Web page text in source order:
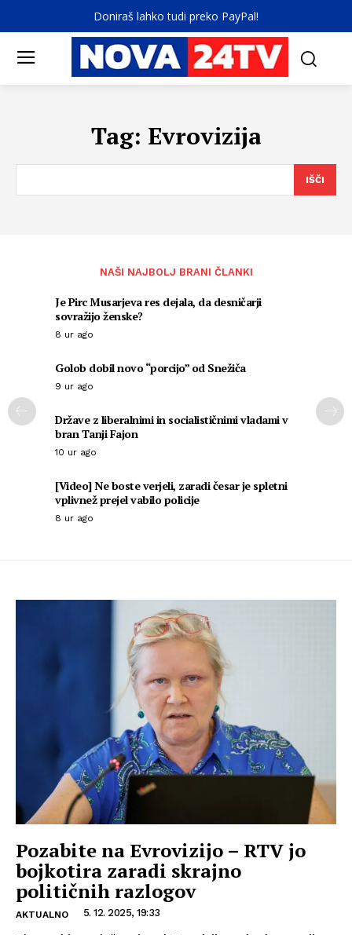
Doniraš lahko tudi preko PayPal!
Tag: Evrovizija
IŠČI
NAŠI NAJBOLJ BRANI ČLANKI
Je Pirc Musarjeva res dejala, da desničarji
sovražijo ženske?
8 ur ago
Golob dobil novo “porcijo” od Snežiča
9 ur ago
Države z liberalnimi in socialističnimi vladami v
bran Tanji Fajon
10 ur ago
[Video] Ne boste verjeli, zaradi česar je spletni
vplivnež prejel vabilo policije
8 ur ago
Pozabite na Evrovizijo – RTV jo
bojkotira zaradi skrajno
političnih razlogov
AKTUALNO 5. 12. 2025, 19:33